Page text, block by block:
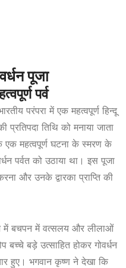
पूजा
पर्व
परंपरा में एक महत्वपूर्ण हिन्दू
प्रतिपदा तिथि को मनाया जाता
एक महत्वपूर्ण घटना के स्मरण के
पर्वत को उठाया था। इस पूजा
और उनके द्वारका प्राप्ति की
में बचपन में वत्सलय और लीलाओं
बड़े उत्साहित होकर गोवर्धन
हुए। भगवान कृष्ण ने देखा कि